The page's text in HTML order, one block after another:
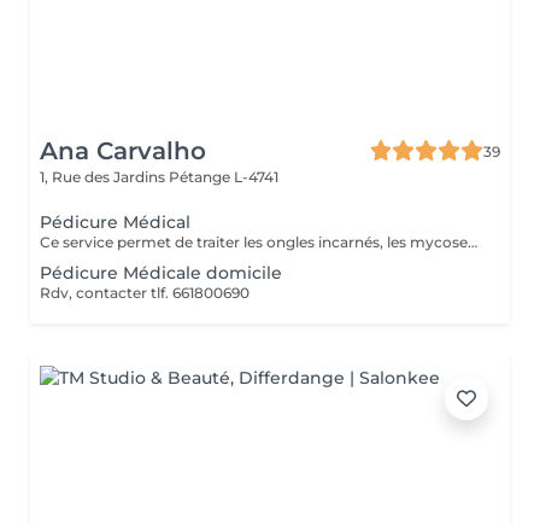
Ana Carvalho
39
1, Rue des Jardins Pétange L-4741
Pédicure Médical
Ce service permet de traiter les ongles incarnés, les mycoses, les champignons des ongles, les callosités et les cors.
Pédicure Médicale domicile
Rdv, contacter tlf. 661800690